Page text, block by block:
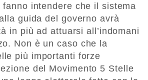
intendere che il sistema
guida del governo avrà
in più ad attuarsi all’indomani
Non è un caso che la
più importanti forze
del Movimento 5 Stelle